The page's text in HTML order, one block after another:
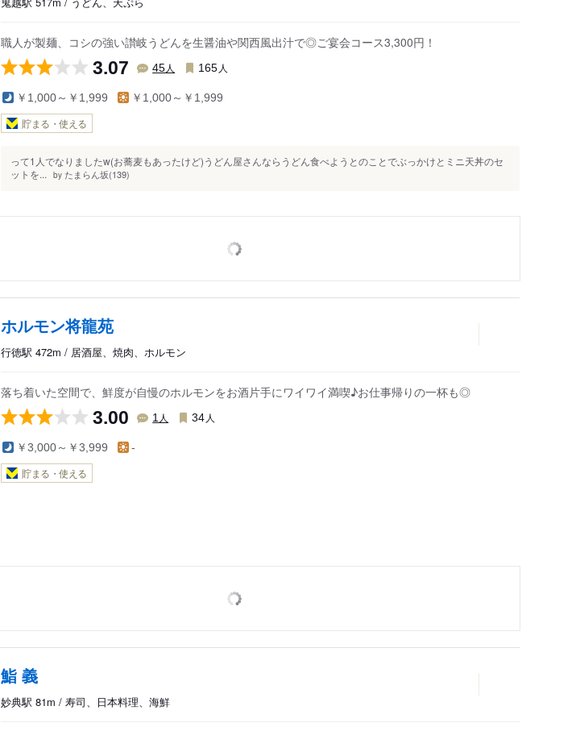
職人が製麺、コシの強い讃岐うどんを生醤油や関西風出汁で◎ご宴会コース3,300円！
3.07 45人 165 人
￥1,000～￥1,999 ￥1,000～￥1,999
貯まる・使える
って1人でなりましたw(お蕎麦もあったけど)うどん屋さんならうどん食べようとのことでぶっかけとミニ天丼のセ
ットを...
by たまらん坂(139)
ホルモン将龍苑
行徳駅 472m / 居酒屋、焼肉、ホルモン
落ち着いた空間で、鮮度が自慢のホルモンをお酒片手にワイワイ満喫♪お仕事帰りの一杯も◎
3.00 1 人 34 人
￥3,000～￥3,999 -
貯まる・使える
鮨 義
妙典駅 81m / 寿司、日本料理、海鮮